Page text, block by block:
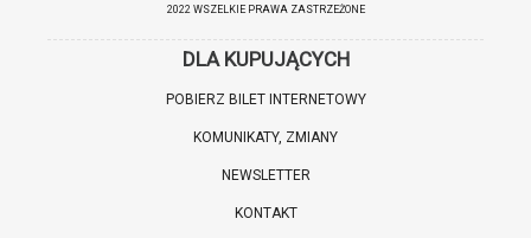
2022 WSZELKIE PRAWA ZASTRZEŻONE
DLA KUPUJĄCYCH
POBIERZ BILET INTERNETOWY
KOMUNIKATY, ZMIANY
NEWSLETTER
KONTAKT